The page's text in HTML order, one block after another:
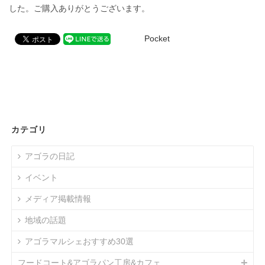
した。ご購入ありがとうございます。
Pocket
カテゴリ
アゴラの日記
イベント
メディア掲載情報
地域の話題
アゴラマルシェおすすめ30選
フードコート&アゴラパン工房&カフェ